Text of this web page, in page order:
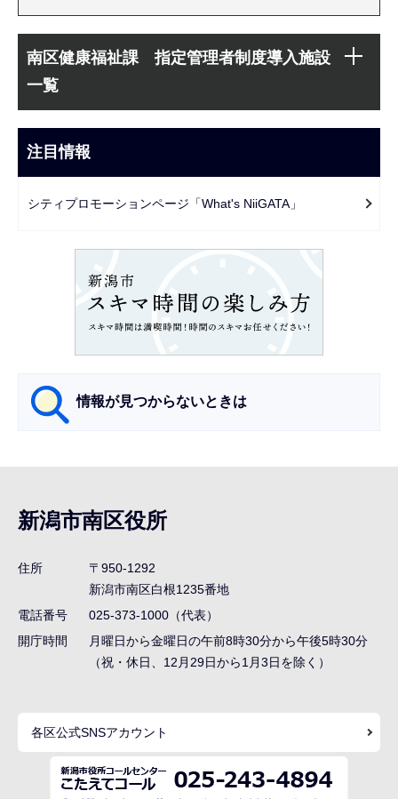
文
ま
で
ブ
ゲ
南区健康福祉課 指定管理者制度導入施設
一覧
注目情報
シティプロモーションページ「What's NiiGATA」
情報が見つからないときは
ナ
ビ
ゲ
シ
ョ
ま
新潟市南区役所
住所
〒950-1292
新潟市南区白根1235番地
電話番号
025-373-1000（代表）
開庁時間
月曜日から金曜日の午前8時30分から午後5時30分
（祝・休日、12月29日から1月3日を除く）
各区公式SNSアカウント